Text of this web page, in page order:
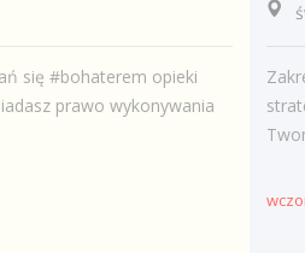
się #bohaterem opieki
prawo wykonywania